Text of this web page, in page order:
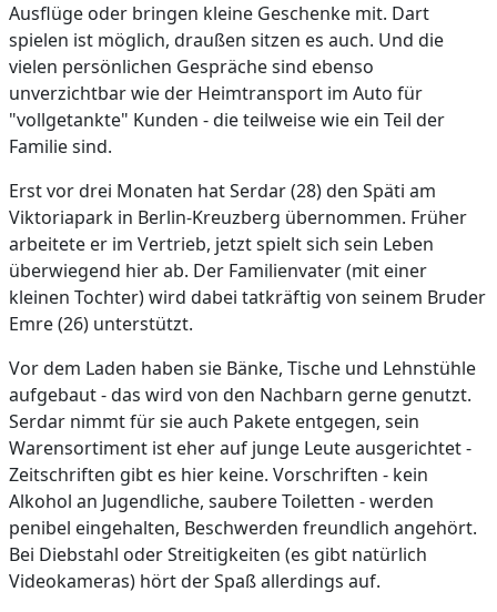
Ausflüge oder bringen kleine Geschenke mit. Dart
spielen ist möglich, draußen sitzen es auch. Und die
vielen persönlichen Gespräche sind ebenso
unverzichtbar wie der Heimtransport im Auto für
"vollgetankte" Kunden - die teilweise wie ein Teil der
Familie sind.
Erst vor drei Monaten hat Serdar (28) den Späti am
Viktoriapark in Berlin-Kreuzberg übernommen. Früher
arbeitete er im Vertrieb, jetzt spielt sich sein Leben
überwiegend hier ab. Der Familienvater (mit einer
kleinen Tochter) wird dabei tatkräftig von seinem Bruder
Emre (26) unterstützt.
Vor dem Laden haben sie Bänke, Tische und Lehnstühle
aufgebaut - das wird von den Nachbarn gerne genutzt.
Serdar nimmt für sie auch Pakete entgegen, sein
Warensortiment ist eher auf junge Leute ausgerichtet -
Zeitschriften gibt es hier keine. Vorschriften - kein
Alkohol an Jugendliche, saubere Toiletten - werden
penibel eingehalten, Beschwerden freundlich angehört.
Bei Diebstahl oder Streitigkeiten (es gibt natürlich
Videokameras) hört der Spaß allerdings auf.